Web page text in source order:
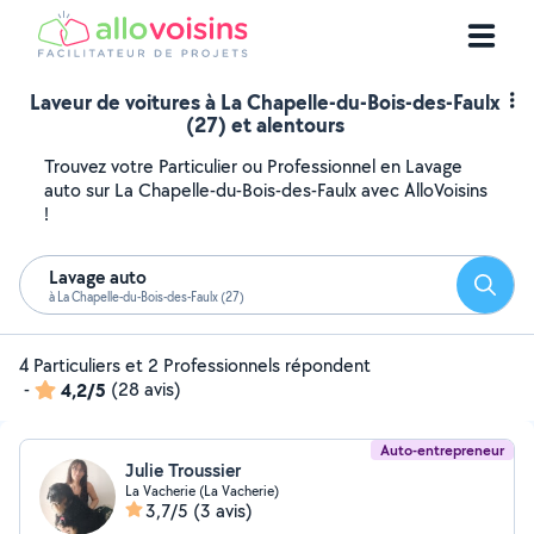
Laveur de voitures à La Chapelle-du-Bois-des-Faulx
(27) et alentours
Trouvez votre Particulier ou Professionnel en Lavage
auto sur La Chapelle-du-Bois-des-Faulx avec AlloVoisins
!
Lavage auto
à La Chapelle-du-Bois-des-Faulx (27)
4 Particuliers et 2 Professionnels répondent
-
4,2/5 (28 avis)
Auto-entrepreneur
Julie Troussier
La Vacherie (La Vacherie)
3,7/5 (3 avis)